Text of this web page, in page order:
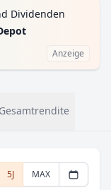
Dividenden
Anzeige
Gesamtrendite
5J MAX